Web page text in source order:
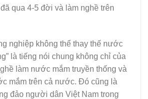
qua 4-5 đời và làm nghề trên
nghiệp không thể thay thế nước
” là tiếng nói chung không chỉ của
làm nước mắm truyền thống và
mắm trên cả nước. Đó cũng là
đảo người dân Việt Nam trong